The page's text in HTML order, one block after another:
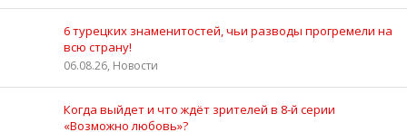
6 турецких знаменитостей, чьи разводы прогремели на
всю страну!
06.08.26, Новости
Когда выйдет и что ждёт зрителей в 8-й серии
«Возможно любовь»?